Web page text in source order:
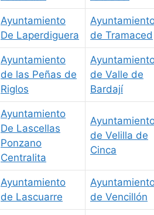
Ayuntamiento
De Laperdiguera
de Tramaced
Ayuntamiento
de las Peñas de
Riglos
de Valle de
Bardají
Ayuntamiento
De Lascellas
Ponzano
Centralita
de Velilla de
Cinca
Ayuntamiento
de Lascuarre
de Vencillón